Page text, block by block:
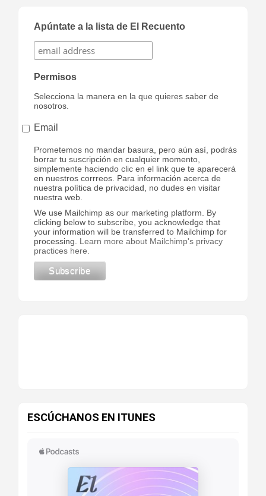
Apúntate a la lista de El Recuento
Permisos
Selecciona la manera en la que quieres saber de
nosotros.
Email
Prometemos no mandar basura, pero aún así, podrás
borrar tu suscripción en cualquier momento,
simplemente haciendo clic en el link que te aparecerá
en nuestros corrreos. Para información acerca de
nuestra política de privacidad, no dudes en visitar
nuestra web.
We use Mailchimp as our marketing platform. By
clicking below to subscribe, you acknowledge that
your information will be transferred to Mailchimp for
processing. Learn more about Mailchimp's privacy
practices here.
ESCÚCHANOS EN ITUNES